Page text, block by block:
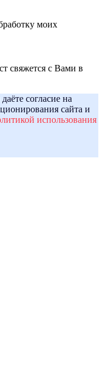
моих
свяжется с Вами в
согласие на
сайта и
использования